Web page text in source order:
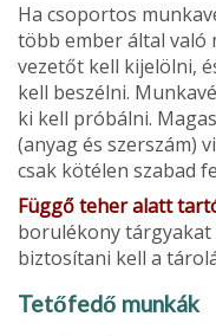
Ha csoportos
több ember által való
vezetőt kell kijelölni,
kell beszélni.
ki kell próbálni.
(anyag és szerszám)
csak kötélen szabad
Függő teher alatt
borulékony
biztosítani kell a
Tetőfedő munkák